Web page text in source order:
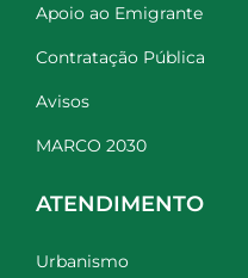
Apoio ao Emigrante
Contratação Pública
Avisos
MARCO 2030
ATENDIMENTO
Urbanismo